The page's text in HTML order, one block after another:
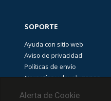
Alerta de Cookie
SOPORTE
Ayuda con sitio web
Aviso de privacidad
Políticas de envío
Garantías y devoluciones